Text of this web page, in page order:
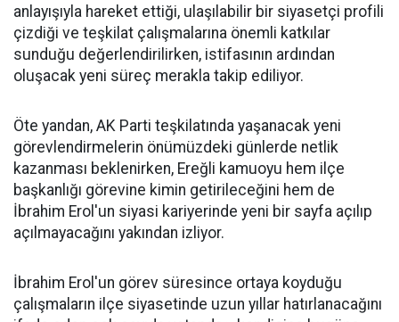
anlayışıyla hareket ettiği, ulaşılabilir bir siyasetçi profili
çizdiği ve teşkilat çalışmalarına önemli katkılar
sunduğu değerlendirilirken, istifasının ardından
oluşacak yeni süreç merakla takip ediliyor.
Öte yandan, AK Parti teşkilatında yaşanacak yeni
görevlendirmelerin önümüzdeki günlerde netlik
kazanması beklenirken, Ereğli kamuoyu hem ilçe
başkanlığı görevine kimin getirileceğini hem de
İbrahim Erol'un siyasi kariyerinde yeni bir sayfa açılıp
açılmayacağını yakından izliyor.
İbrahim Erol'un görev süresince ortaya koyduğu
çalışmaların ilçe siyasetinde uzun yıllar hatırlanacağını